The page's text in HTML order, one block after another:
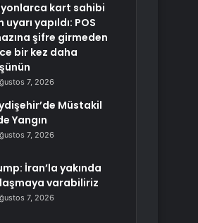
kart sahibi
uyarı yapıldı: POS
şifre girmeden
bir kez daha
7, 2026
Müstakil
Yangın
7, 2026
İran’la yakında
varabiliriz
7, 2026